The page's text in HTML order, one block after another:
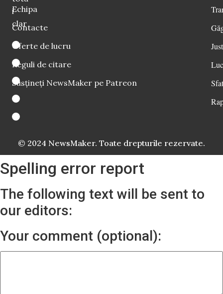
i
clar
Echipa
Contacte
Oferte de lucru
Reguli de citare
Susțineți NewsMaker pe Patreon
© 2024 NewsMaker. Toate drepturile rezervate.
Spelling error report
The following text will be sent to
our editors:
Your comment (optional):